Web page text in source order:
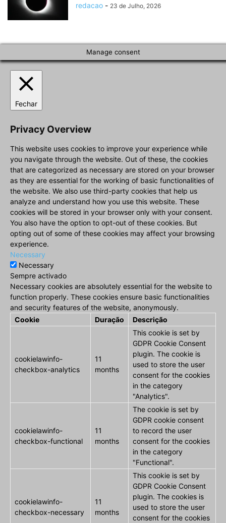
redacao - 23 de Julho, 2026
Manage consent
Fechar
Privacy Overview
This website uses cookies to improve your experience while
you navigate through the website. Out of these, the cookies
that are categorized as necessary are stored on your browser
as they are essential for the working of basic functionalities of
the website. We also use third-party cookies that help us
analyze and understand how you use this website. These
cookies will be stored in your browser only with your consent.
You also have the option to opt-out of these cookies. But
opting out of some of these cookies may affect your browsing
experience.
Necessary
Necessary
Sempre activado
Necessary cookies are absolutely essential for the website to
function properly. These cookies ensure basic functionalities
and security features of the website, anonymously.
Cookie
Duração Descrição
cookielawinfo-
checkbox-analytics
11
months
This cookie is set by
GDPR Cookie Consent
plugin. The cookie is
used to store the user
consent for the cookies
in the category
"Analytics".
cookielawinfo-
checkbox-functional
11
months
The cookie is set by
GDPR cookie consent
to record the user
consent for the cookies
in the category
"Functional".
cookielawinfo-
checkbox-necessary
11
months
This cookie is set by
GDPR Cookie Consent
plugin. The cookies is
used to store the user
consent for the cookies